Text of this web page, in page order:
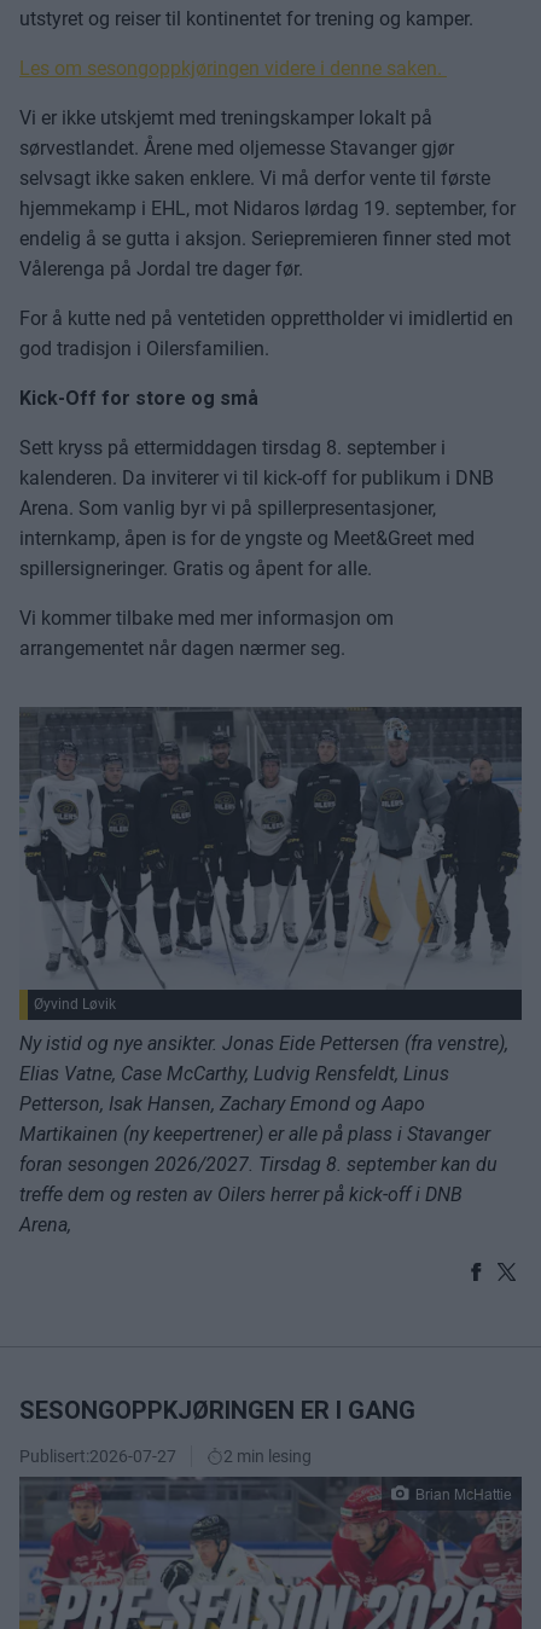
utstyret og reiser til kontinentet for trening og kamper.
Les om sesongoppkjøringen videre i denne saken.
Vi er ikke utskjemt med treningskamper lokalt på
sørvestlandet. Årene med oljemesse Stavanger gjør
selvsagt ikke saken enklere. Vi må derfor vente til første
hjemmekamp i EHL, mot Nidaros lørdag 19. september, for
endelig å se gutta i aksjon. Seriepremieren finner sted mot
Vålerenga på Jordal tre dager før.
For å kutte ned på ventetiden opprettholder vi imidlertid en
god tradisjon i Oilersfamilien.
Kick-Off for store og små
Sett kryss på ettermiddagen tirsdag 8. september i
kalenderen. Da inviterer vi til kick-off for publikum i DNB
Arena. Som vanlig byr vi på spillerpresentasjoner,
internkamp, åpen is for de yngste og Meet&Greet med
spillersigneringer. Gratis og åpent for alle.
Vi kommer tilbake med mer informasjon om
arrangementet når dagen nærmer seg.
Øyvind Løvik
Ny istid og nye ansikter. Jonas Eide Pettersen (fra venstre),
Elias Vatne, Case McCarthy, Ludvig Rensfeldt, Linus
Petterson, Isak Hansen, Zachary Emond og Aapo
Martikainen (ny keepertrener) er alle på plass i Stavanger
foran sesongen 2026/2027. Tirsdag 8. september kan du
treffe dem og resten av Oilers herrer på kick-off i DNB
Arena,
SESONGOPPKJØRINGEN ER I GANG
Publisert:2026-07-27 2 min lesing
Brian McHattie